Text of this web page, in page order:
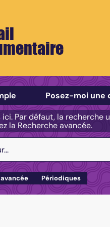
de recherche
Posez-moi une
Par défaut, la recherche
la Recherche avancée.
Périodiques